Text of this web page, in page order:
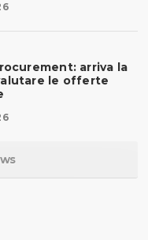
arriva la
le offerte